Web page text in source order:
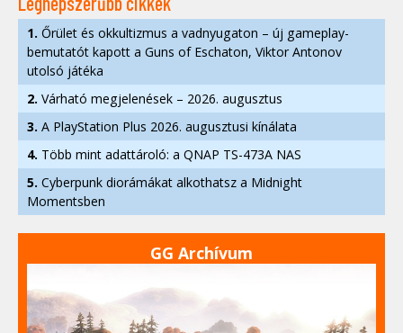
1. Őrület és okkultizmus a vadnyugaton – új gameplay-
bemutatót kapott a Guns of Eschaton, Viktor Antonov
utolsó játéka
2. Várható megjelenések – 2026. augusztus
3. A PlayStation Plus 2026. augusztusi kínálata
4. Több mint adattároló: a QNAP TS-473A NAS
5. Cyberpunk diorámákat alkothatsz a Midnight
Momentsben
GG Archívum